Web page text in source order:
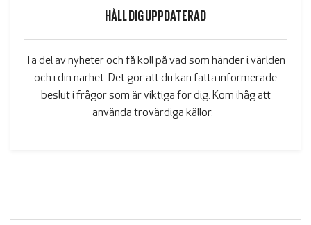
HÅLL DIG UPPDATERAD
Ta del av nyheter och få koll på vad som händer i världen
och i din närhet. Det gör att du kan fatta informerade
beslut i frågor som är viktiga fördig. Kom ihåg att
använda trovärdiga källor.